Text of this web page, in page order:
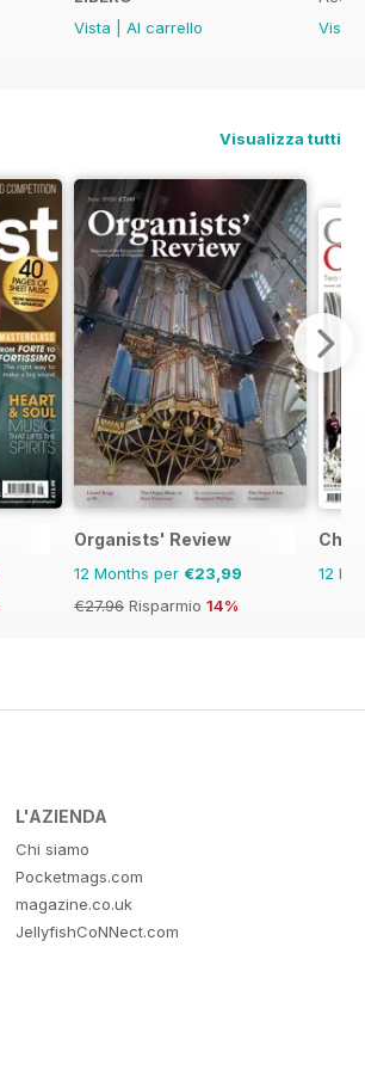
Vista
Al carrello
Vista
Visualizza tutti
Organists' Review
12 Months per €23,99
€27.96 Risparmio 14%
12
L'AZIENDA
Chi siamo
Pocketmags.com
magazine.co.uk
JellyfishCoNNect.com